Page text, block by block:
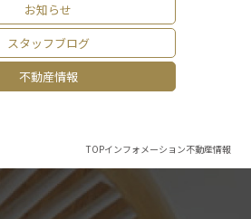
お知らせ
スタッフブログ
不動産情報
TOPインフォメーション不動産情報